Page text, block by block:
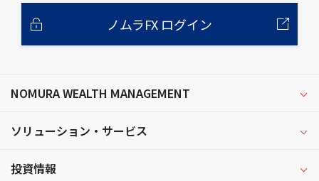
ノムラFX ログイン
NOMURA WEALTH MANAGEMENT
ソリューション・サービス
投資情報